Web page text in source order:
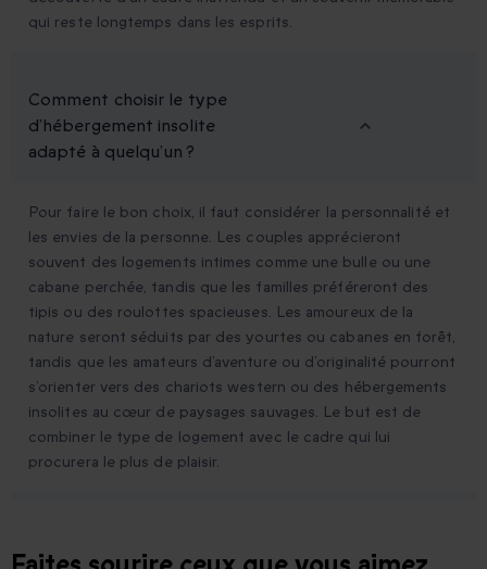
qui reste longtemps dans les esprits.
Comment choisir le type
d’hébergement insolite
adapté à quelqu’un ?
Pour faire le bon choix, il faut considérer la personnalité et
les envies de la personne. Les couples apprécieront
souvent des logements intimes comme une bulle ou une
cabane perchée, tandis que les familles préféreront des
tipis ou des roulottes spacieuses. Les amoureux de la
nature seront séduits par des yourtes ou cabanes en forêt,
tandis que les amateurs d’aventure ou d’originalité pourront
s’orienter vers des chariots western ou des hébergements
insolites au cœur de paysages sauvages. Le but est de
combiner le type de logement avec le cadre qui lui
procurera le plus de plaisir.